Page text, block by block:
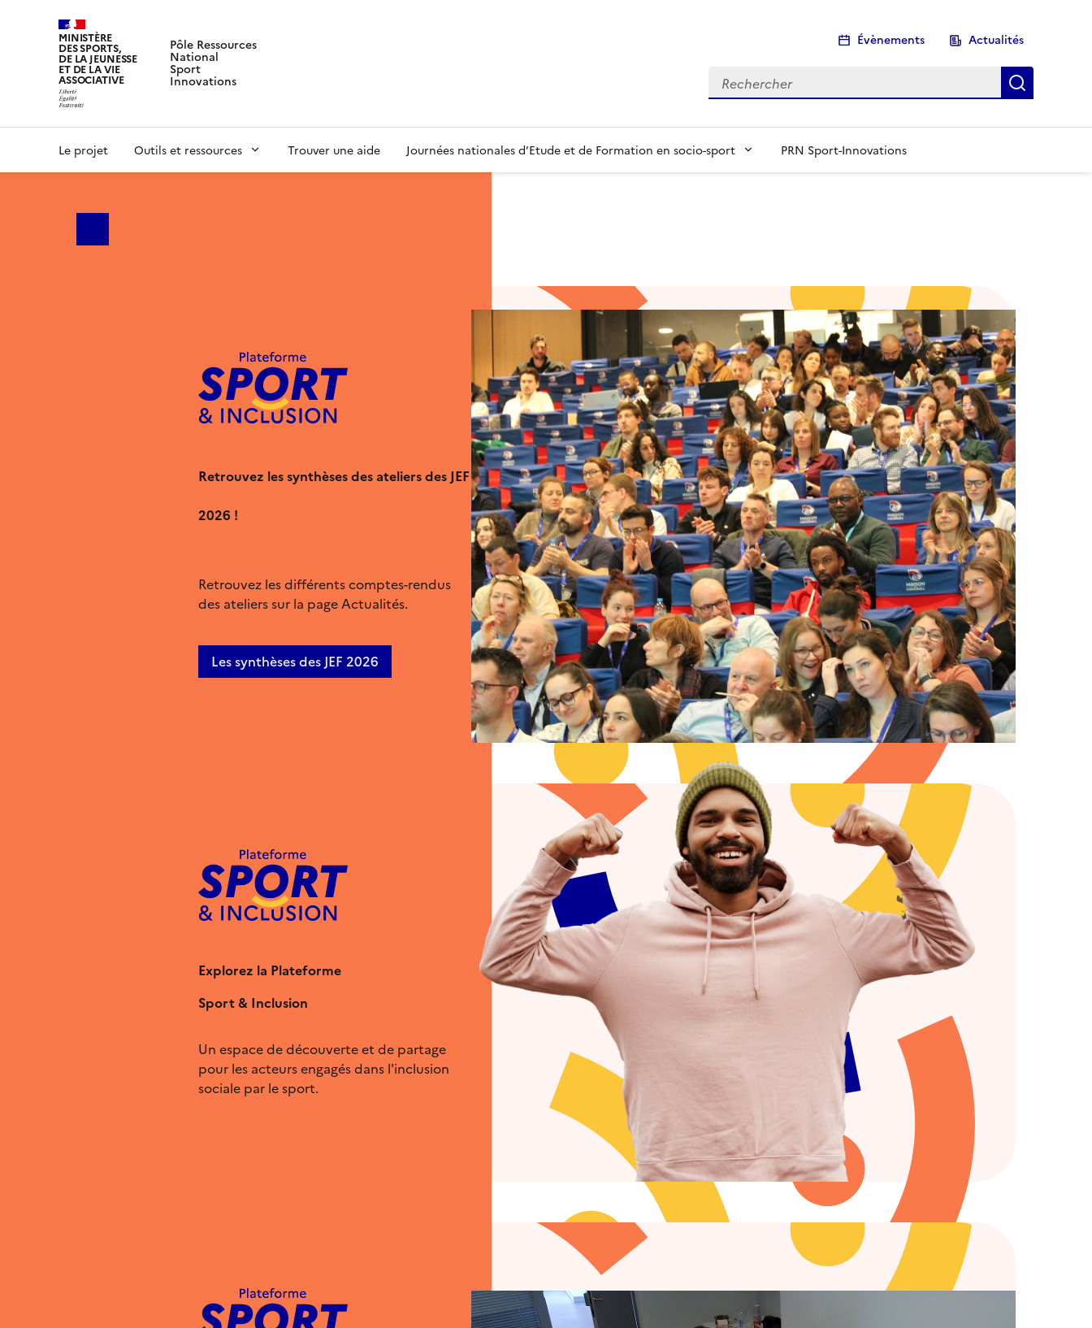
MINISTÈRE
DES SPORTS,
DE LA JEUNESSE
ET DE LA VIE
ASSOCIATIVE
Pôle Ressources
National
Sport
Innovations
Évènements Actualités
Rechercher
Le projet Outils et ressources Trouver une aide Journées nationales d’Etude et de Formation en socio-sport PRN Sport-Innovations
Retrouvez les synthèses des ateliers des JEF
2026 !
Retrouvez les différents comptes-rendus
des ateliers sur la page Actualités.
Les synthèses des JEF 2026
Explorez la Plateforme
Sport & Inclusion
Un espace de découverte et de partage
pour les acteurs engagés dans l'inclusion
sociale par le sport.